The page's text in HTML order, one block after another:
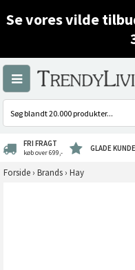
Se vores vilde
FRI FRAGT
køb over 699,- GLADE
Forside › Brands › Hay